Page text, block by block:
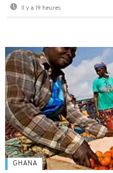
Il y a 19 heures
GHANA